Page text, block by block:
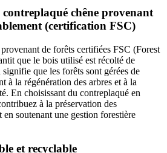
chêne provenant
(certification FSC)
de forêts certifiées FSC (Forest
que le bois utilisé est récolté de
que les forêts sont gérées de
à la régénération des arbres et à la
En choisissant du contreplaqué en
à la préservation des
en soutenant une gestion forestière
et recyclable